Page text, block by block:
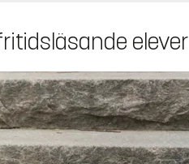
elever